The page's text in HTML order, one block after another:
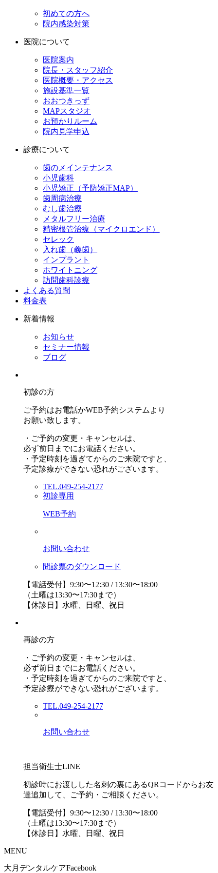
初めての方へ
院内感染対策
医院について
医院案内
院長・スタッフ紹介
医院概要・アクセス
施設基準一覧
おおつきっず
MAPスタジオ
お預かりルーム
院内見学申込
診療について
歯のメインテナンス
小児歯科
小児矯正（予防矯正MAP）
歯周病治療
むし歯治療
メタルフリー治療
精密根管治療（マイクロエンド）
セレック
入れ歯（義歯）
インプラント
ホワイトニング
訪問歯科診療
よくある質問
料金表
新着情報
お知らせ
セミナー情報
ブログ
初診の方
ご予約はお電話かWEB予約システムより
お願い致します。
・ご予約の変更・キャンセルは、
必ず前日までにお電話ください。
・予定時刻を過ぎてからのご来院ですと、
予定診療ができない恐れがございます。
TEL.049-254-2177
初診専用
WEB予約
お問い合わせ
問診票のダウンロード
【電話受付】9:30〜12:30 / 13:30〜18:00
（土曜は13:30〜17:30まで）
【休診日】水曜、日曜、祝日
再診の方
・ご予約の変更・キャンセルは、
必ず前日までにお電話ください。
・予定時刻を過ぎてからのご来院ですと、
予定診療ができない恐れがございます。
TEL.049-254-2177
お問い合わせ
担当衛生士LINE
初診時にお渡しした名刺の裏にあるQRコードからお友
達追加して、ご予約・ご相談ください。
【電話受付】9:30〜12:30 / 13:30〜18:00
（土曜は13:30〜17:30まで）
【休診日】水曜、日曜、祝日
MENU
大月デンタルケアFacebook